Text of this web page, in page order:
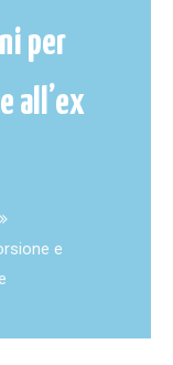
per
all’ex
e